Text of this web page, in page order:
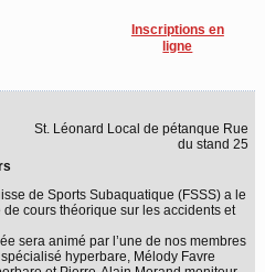
Inscriptions en
ligne
St. Léonard Local de pétanque Rue
du stand 25
de Sports Subaquatique (FSSS) a le
cours théorique sur les accidents et
sera animé par l’une de nos membres
hyperbare, Mélody Favre